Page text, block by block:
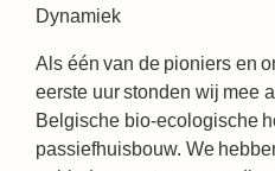
Dynamiek
Als één van de pioniers en
eerste uur stonden wij mee
Belgische bio-ecologische
passiefhuisbouw. We